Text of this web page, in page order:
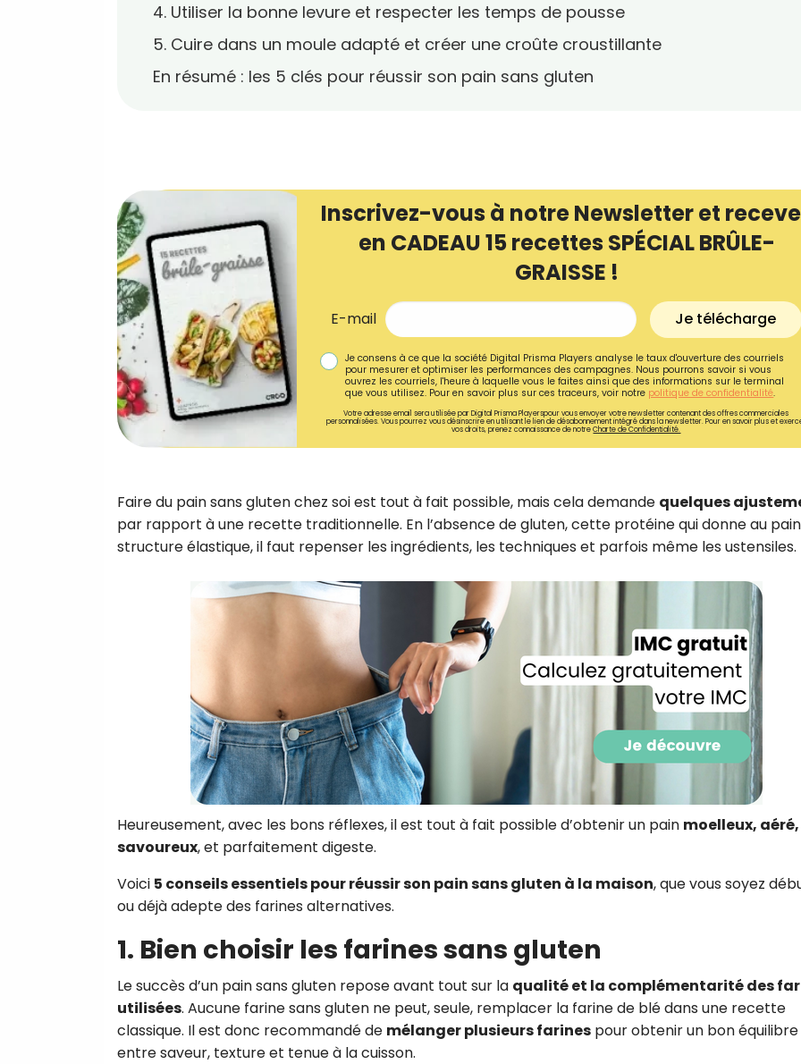
4. Utiliser la bonne levure et respecter les temps de pousse
5. Cuire dans un moule adapté et créer une croûte croustillante
En résumé : les 5 clés pour réussir son pain sans gluten
Inscrivez-vous à notre Newsletter et
en CADEAU 15 recettes SPÉCIAL BRÛLE-
GRAISSE !
E-mail Je télécharge
Je consens à ce que la société Digital Prisma Players analyse le taux d'ouverture des courriels
pour mesurer et optimiser les performances des campagnes. Nous pourrons savoir si vous
ouvrez les courriels, l'heure à laquelle vous le faites ainsi que des informations sur le terminal
que vous utilisez. Pour en savoir plus sur ces traceurs, voir notre politique de confidentialité.
Votre adresse email sera utilisée par Digital Prisma Playerspour vous envoyer votre newsletter contenant des offres commerciales
personnalisées. Vous pourrez vous désinscrire en utilisant le lien de désabonnement intégré dans la newsletter. Pour en savoir plus et
vos droits, prenez connaissance de notreCharte de Confidentialité.
Faire du pain sans gluten chez soi est tout à fait possible, mais cela demande quelques
par rapport à une recette traditionnelle. En l’absence de gluten, cette protéine qui donne au
structure élastique, il faut repenser les ingrédients, les techniques et parfois même les ustensiles.
Heureusement, avec les bons réflexes, il est tout à fait possible d’obtenir un pain moelleux, aéré,
savoureux, et parfaitement digeste.
Voici 5 conseils essentiels pour réussir son pain sans gluten à la maison, que vous soyez
ou déjà adepte des farines alternatives.
1. Bien choisir les farines sans gluten
Le succès d’un pain sans gluten repose avant tout sur la qualité et la complémentarité des
utilisées. Aucune farine sans gluten ne peut, seule, remplacer la farine de blé dans une recette
classique. Il est donc recommandé de mélanger plusieurs farines pour obtenir un bon équilibre
entre saveur, texture et tenue à la cuisson.
Recevez
recettes inédites de
!
Ainsi que la newsletter
Je consens à ce que la société
Prisma Players analyse le taux
des courriels pour mesurer et
l'heure à laquelle vous le faites
des informations sur le terminal
Je reçois mon cadeau !
Votre adresse email sera utilisée par Digital Prisma
envoyer votre newsletter contenant des offres
personnalisées. Vous pourrez vous désinscrire en
désabonnement intégré dans la newsletter. Pour en